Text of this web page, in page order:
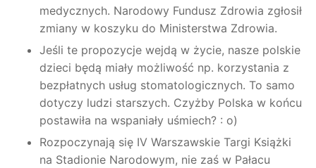
medycznych. Narodowy Fundusz Zdrowia zgłosił
zmiany w koszyku do Ministerstwa Zdrowia.
Jeśli te propozycje wejdą w życie, nasze polskie
dzieci będą miały możliwość np. korzystania z
bezpłatnych usług stomatologicznych. To samo
dotyczy ludzi starszych. Czyżby Polska w końcu
postawiła na wspaniały uśmiech? : o)
Rozpoczynają się IV Warszawskie Targi Książki
na Stadionie Narodowym, nie zaś w Pałacu